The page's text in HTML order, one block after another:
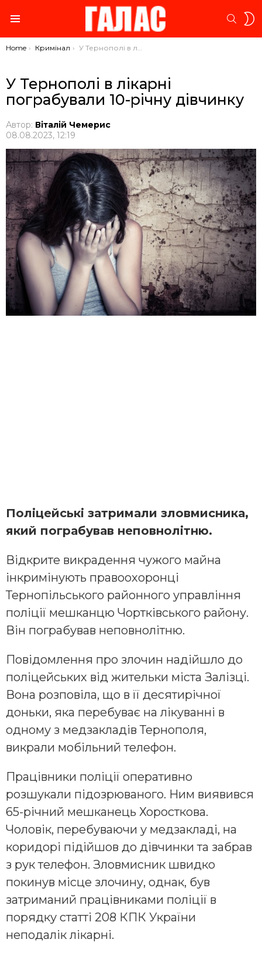
You are here:
Home Кримінал У Тернополі в лікарні пограбували 10-річну дівчинку
У Тернополі в лікарні
пограбували 10-річну дівчинку
Автор: Віталій Чемерис
08.08.2023, 12:19
Поліцейські затримали зловмисника,
який пограбував неповнолітню.
Відкрите викрадення чужого майна
інкримінують правоохоронці
Тернопільського районного управління
поліції мешканцю Чортківського району.
Він пограбував неповнолітню.
Повідомлення про злочин надійшло до
поліцейських від жительки міста Залізці.
Вона розповіла, що в її десятирічної
доньки, яка перебуває на лікуванні в
одному з медзакладів Тернополя,
викрали мобільний телефон.
Працівники поліції оперативно
розшукали підозрюваного. Ним виявився
65-річний мешканець Хоросткова.
Чоловік, перебуваючи у медзакладі, на
коридорі підійшов до дівчинки та забрав
з рук телефон. Зловмисник швидко
покинув місце злочину, однак, був
затриманий працівниками поліції в
порядку статті 208 КПК України
неподалік лікарні.